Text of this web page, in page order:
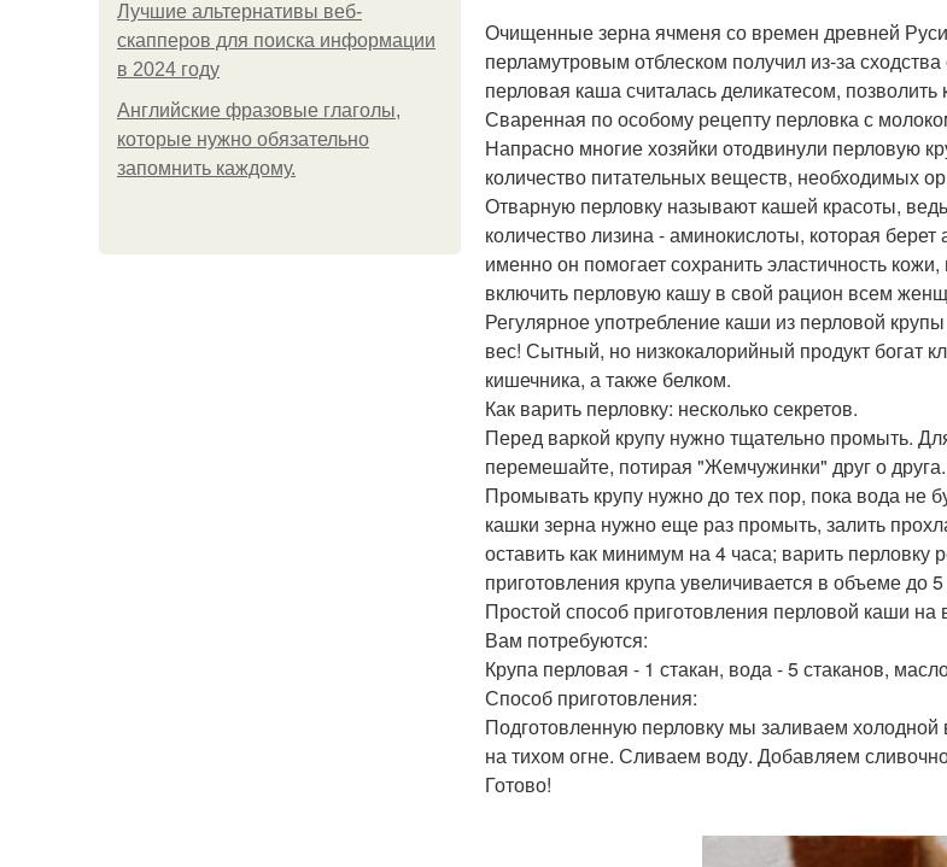
Лучшие альтернативы веб-
скапперов для поиска информации
в 2024 году
Английские фразовые глаголы,
которые нужно обязательно
запомнить каждому.
Очищенные зерна ячменя со времен древней
перламутровым отблеском получил из-за
перловая каша считалась деликатесом,
Сваренная по особому рецепту перловка с
Напрасно многие хозяйки отодвинули перловую
количество питательных веществ, необходимых
Отварную перловку называют кашей красоты,
количество лизина - аминокислоты, которая
именно он помогает сохранить эластичность
включить перловую кашу в свой рацион всем
Регулярное употребление каши из перловой
вес! Сытный, но низкокалорийный продукт богат
кишечника, а также белком.
Как варить перловку: несколько секретов.
Перед варкой крупу нужно тщательно промыть.
перемешайте, потирая "Жемчужинки" друг о
Промывать крупу нужно до тех пор, пока вода не
кашки зерна нужно еще раз промыть, залить
оставить как минимум на 4 часа; варить перловку
приготовления крупа увеличивается в объеме до 5
Простой способ приготовления перловой каши на
Вам потребуются:
Крупа перловая - 1 стакан, вода - 5 стаканов,
Способ приготовления:
Подготовленную перловку мы заливаем
на тихом огне. Сливаем воду. Добавляем
Готово!